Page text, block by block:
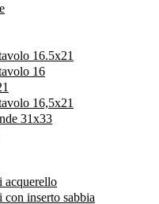
16.5x21
16
16,5x21
31x33
acquerello
inserto sabbia